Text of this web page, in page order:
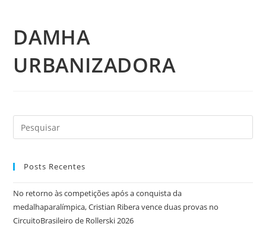
DAMHA
URBANIZADORA
Posts Recentes
No retorno às competições após a conquista da
medalhaparalímpica, Cristian Ribera vence duas provas no
CircuitoBrasileiro de Rollerski 2026